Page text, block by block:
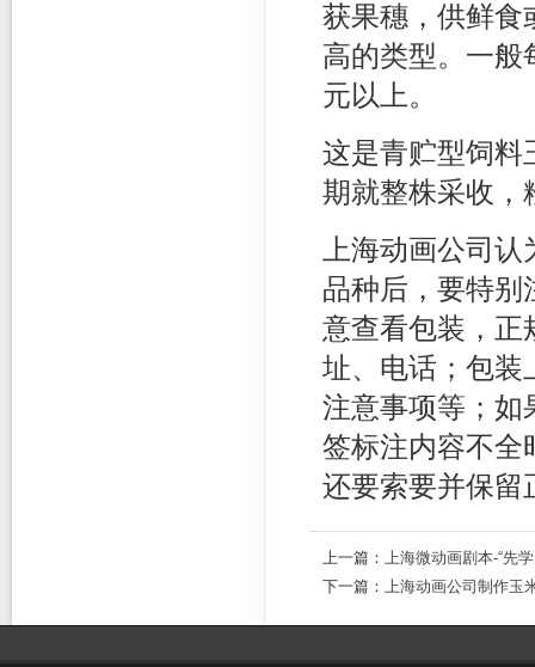
获果穗，供鲜食
高的类型。一般
元以上。
这是青贮型饲料
期就整株采收，
上海动画公司
品种后，要特别
意查看包装，正
址、电话；包装
注意事项等；如
签标注内容不全
还要索要并保留
上一篇： 上海微动画剧本-“先
下一篇： 上海动画公司制作玉